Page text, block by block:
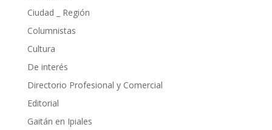
Ciudad _ Región
Columnistas
Cultura
De interés
Directorio Profesional y Comercial
Editorial
Gaitán en Ipiales